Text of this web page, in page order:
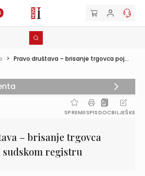
> Pravo društava – brisanje trgovca poj...
SPREMIISPISDOCBILJEŠKE
– brisanje trgovca
sudskom registru